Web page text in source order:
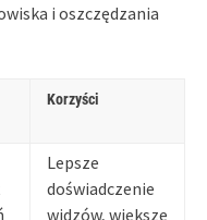
i oszczędzania
Korzyści
Lepsze
doświadczenie
widzów, większe